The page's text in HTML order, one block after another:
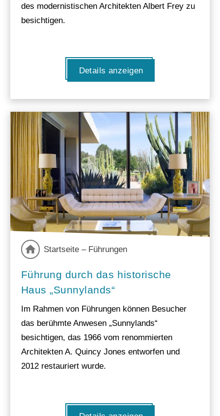
des modernistischen Architekten Albert Frey zu
besichtigen.
Details anzeigen
Startseite – Führungen
Führung durch das historische
Haus „Sunnylands“
Im Rahmen von Führungen können Besucher
das berühmte Anwesen „Sunnylands“
besichtigen, das 1966 vom renommierten
Architekten A. Quincy Jones entworfen und
2012 restauriert wurde.